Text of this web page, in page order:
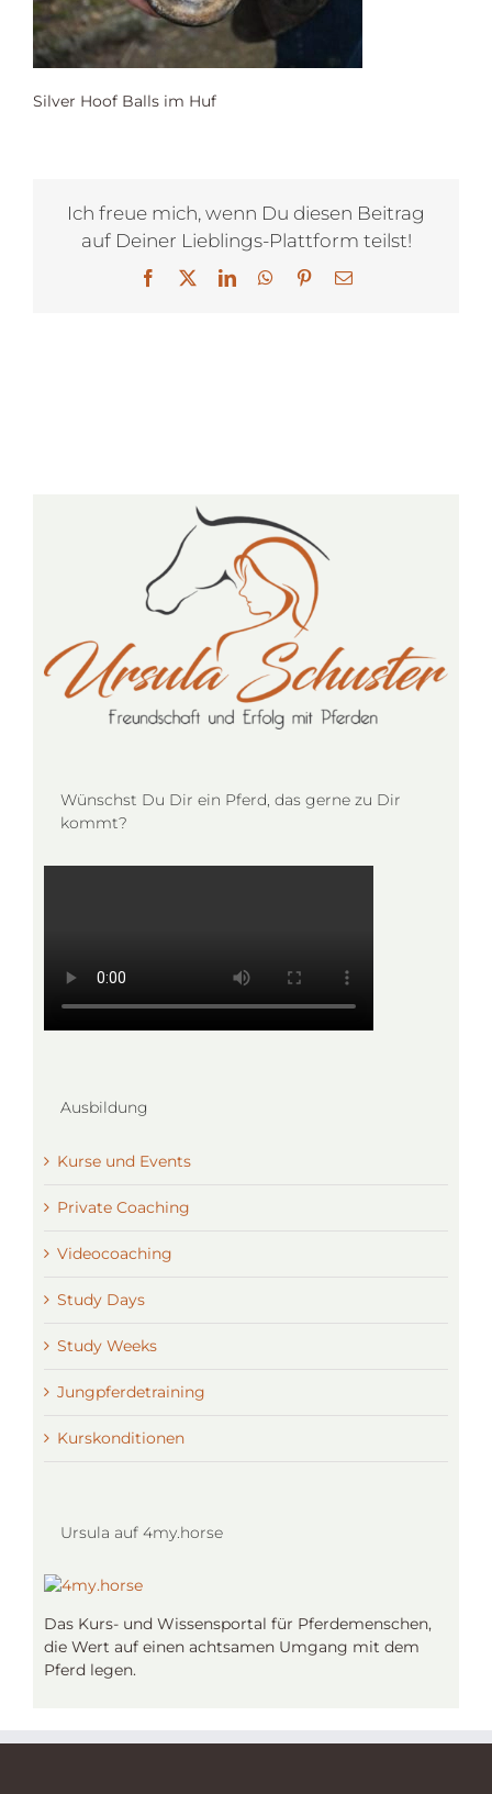
Silver Hoof Balls im Huf
Ich freue mich, wenn Du diesen Beitrag
auf Deiner Lieblings-Plattform teilst!
Facebook LinkedInWhatsApp
Pinterest
E-
Wünschst Du Dir ein Pferd, das gerne zu Dir
kommt?
Ausbildung
Kurse und Events
Private Coaching
Videocoaching
Study Days
Study Weeks
Jungpferdetraining
Kurskonditionen
Ursula auf 4my.horse
Das Kurs- und Wissensportal für Pferdemenschen,
die Wert auf einen achtsamen Umgang mit dem
Pferd legen.